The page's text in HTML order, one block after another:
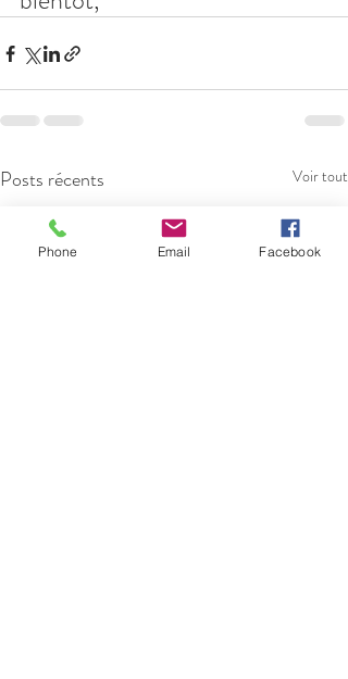
Posts récents Voir tout
Phone Email Facebook